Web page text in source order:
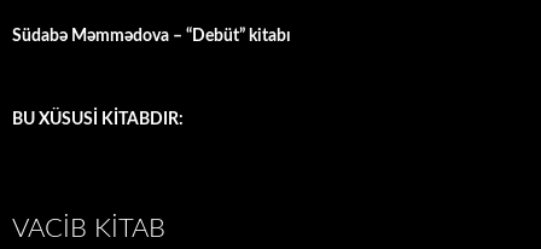
Südabə Məmmədova – “Debüt” kitabı
BU XÜSUSİ KİTABDIR:
VACIB KITAB